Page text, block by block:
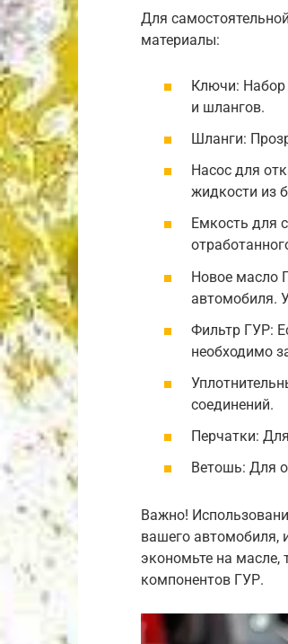
Для
материалы:
Ключи: Набор
и шлангов.
Шланги:
Насос для
жидкости из
Емкость для
Новое масло
автомобиля.
Фильтр ГУР:
необходимо
соединений.
Перчатки:
Ветошь: Для
Важно!
вашего автомобиля,
экономьте на масле,
компонентов ГУР.